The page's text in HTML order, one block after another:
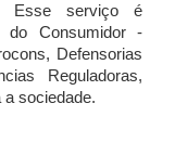
Esse serviço é
do Consumidor -
Defensorias
Reguladoras,
sociedade.